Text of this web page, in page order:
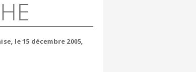
le 15 décembre 2005,